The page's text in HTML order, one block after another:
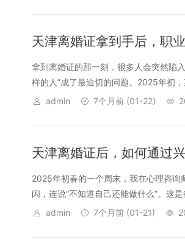
天津离婚证拿到手后，职
拿到离婚证的那一刻，很多人会突然陷
样的人”成了最迫切的问题。2025年初
admin
7个月前 (01-22)
天津离婚证后，如何通过
2025年初春的一个周末，我在心理咨询
闪，连说“不知道自己还能做什么”。这
admin
7个月前 (01-21)